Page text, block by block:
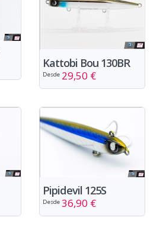
Kattobi Bou 130BR
Desde 29,50 €
Pipidevil 125S
Desde 36,90 €